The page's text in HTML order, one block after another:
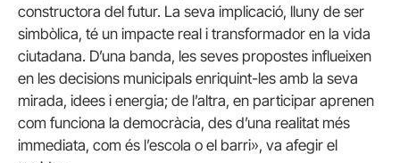
constructora del futur. La seva implicació, lluny de ser
simbòlica, té un impacte real i transformador en la vida
ciutadana. D’una banda, les seves propostes influeixen
en les decisions municipals enriquint-les amb la seva
mirada, idees i energia; de l’altra, en participar aprenen
com funciona la democràcia, des d’una realitat més
immediata, com és l’escola o el barri», va afegir el